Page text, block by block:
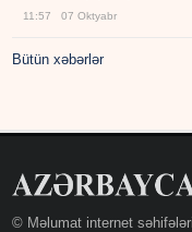
11:57 07 Oktyabr
Bütün xəbərlər
© Məlumat internet